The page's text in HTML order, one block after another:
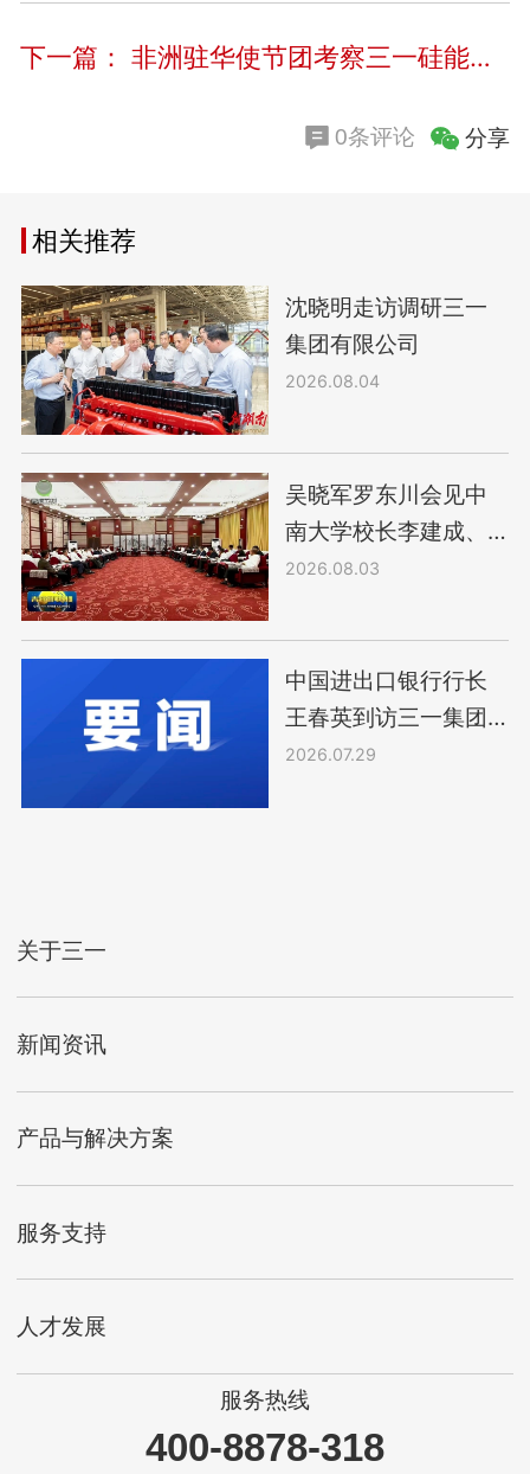
下一篇： 非洲驻华使节团考察三一硅能株洲光伏制造基地
0条评论 分享
相关推荐
沈晓明走访调研三一
集团有限公司
2026.08.04
吴晓军罗东川会见中
南大学校长李建成、
三一集团轮值董事长
2026.08.03
中国进出口银行行长
王春英到访三一集团
开展合作洽谈
2026.07.29
关于三一
新闻资讯
产品与解决方案
服务支持
人才发展
服务热线
400-8878-318